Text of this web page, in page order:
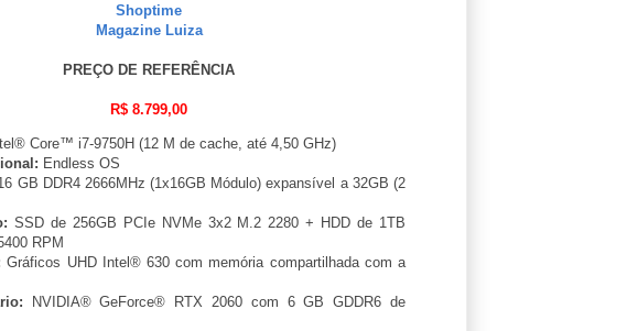
Shoptime
Magazine Luiza
PREÇO DE REFERÊNCIA
R$ 8.799,00
Core™ i7-9750H (12 M de cache, até 4,50 GHz)
Endless OS
GB DDR4 2666MHz (1x16GB Módulo) expansível a 32GB (2
SSD de 256GB PCIe NVMe 3x2 M.2 2280 + HDD de 1TB
RPM
Gráficos UHD Intel® 630 com memória compartilhada com a
NVIDIA® GeForce® RTX 2060 com 6 GB GDDR6 de